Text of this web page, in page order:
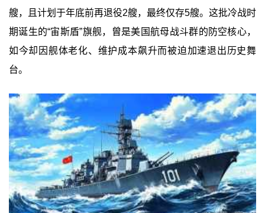
艘，且计划于年底前再退役2艘，最终仅存5艘。这批冷战时
期诞生的“宙斯盾”旗舰，曾是美国航母战斗群的防空核心，
如今却因舰体老化、维护成本飙升而被迫加速退出历史舞
台。